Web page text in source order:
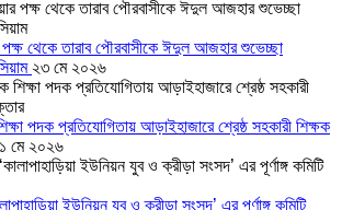
থেকে তারাব পৌরবাসীকে ঈদুল আজহার শুভেচ্ছা
২৩ মে ২০২৬
পদক প্রতিযোগিতায় আড়াইহাজারে শ্রেষ্ঠ সহকারী শিক্ষক
মে ২০২৬
ইউনিয়ন যুব ও ক্রীড়া সংসদ’ এর পূর্ণাঙ্গ কমিটি